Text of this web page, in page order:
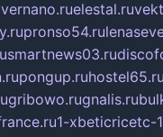
elestal.ru
pronso54.ru
smartnews03.ru
pongup.ruhostel65.ru
gribowo.rugnalis.ru
1-xbeticricetc-